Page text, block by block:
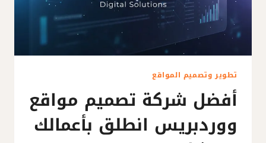
تطوير وتصميم المواقع
أفضل شركة تصميم مواقع
ووردبريس انطلق بأعمالك